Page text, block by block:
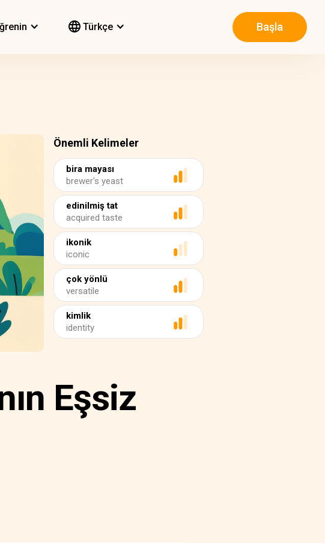
Türkçe Başla
Önemli Kelimeler
bira mayası
brewer's yeast
edinilmiş tat
acquired taste
ikonik
iconic
çok yönlü
versatile
kimlik
identity
Eşsiz